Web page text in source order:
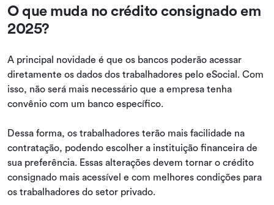
O que muda no crédito consignado em
2025?
A principal novidade é que os bancos poderão acessar
diretamente os dados dos trabalhadores pelo eSocial. Com
isso, não será mais necessário que a empresa tenha
convênio com um banco específico.
Dessa forma, os trabalhadores terão mais facilidade na
contratação, podendo escolher a instituição financeira de
sua preferência. Essas alterações devem tornar o crédito
consignado mais acessível e com melhores condições para
os trabalhadores do setor privado.